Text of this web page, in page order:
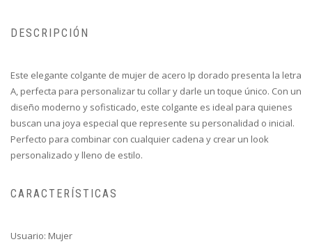
DESCRIPCIÓN
Este elegante colgante de mujer de acero Ip dorado presenta la letra
A, perfecta para personalizar tu collar y darle un toque único. Con un
diseño moderno y sofisticado, este colgante es ideal para quienes
buscan una joya especial que represente su personalidad o inicial.
Perfecto para combinar con cualquier cadena y crear un look
personalizado y lleno de estilo.
CARACTERÍSTICAS
Usuario: Mujer